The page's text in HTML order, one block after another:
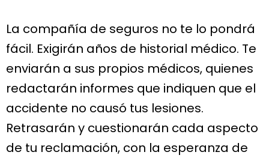
La compañía de seguros no te lo pondrá
fácil. Exigirán años de historial médico. Te
enviarán a sus propios médicos, quienes
redactarán informes que indiquen que el
accidente no causó tus lesiones.
Retrasarán y cuestionarán cada aspecto
de tu reclamación, con la esperanza de